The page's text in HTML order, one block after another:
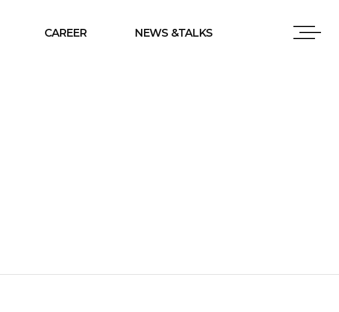
CAREER NEWS &TALKS